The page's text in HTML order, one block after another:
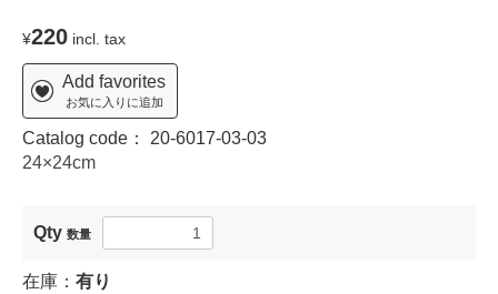
¥220 incl. tax
Add favorites
お気に入りに追加
Catalog code： 20-6017-03-03
24×24cm
Qty 数量
在庫： 有り